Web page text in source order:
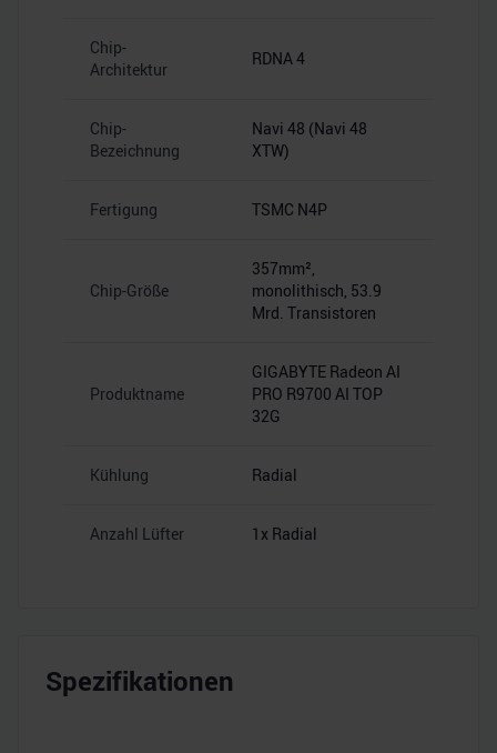
Chip-
Architektur
RDNA 4
Chip-
Bezeichnung
Navi 48 (Navi 48
XTW)
Fertigung TSMC N4P
Chip-Größe
357mm²,
monolithisch, 53.9
Mrd. Transistoren
Produktname
GIGABYTE Radeon AI
PRO R9700 AI TOP
32G
Kühlung Radial
Anzahl Lüfter 1x Radial
Spezifikationen